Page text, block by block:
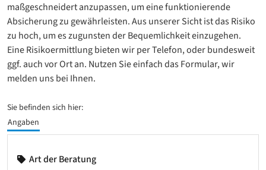
maßgeschneidert anzupassen, um eine funktionierende
Absicherung zu gewährleisten. Aus unserer Sicht ist das Risiko
zu hoch, um es zugunsten der Bequemlichkeit einzugehen.
Eine Risikoermittlung bieten wir per Telefon, oder bundesweit
ggf. auch vor Ort an. Nutzen Sie einfach das Formular, wir
melden uns bei Ihnen.
Sie befinden sich hier:
Angaben
Art der Beratung